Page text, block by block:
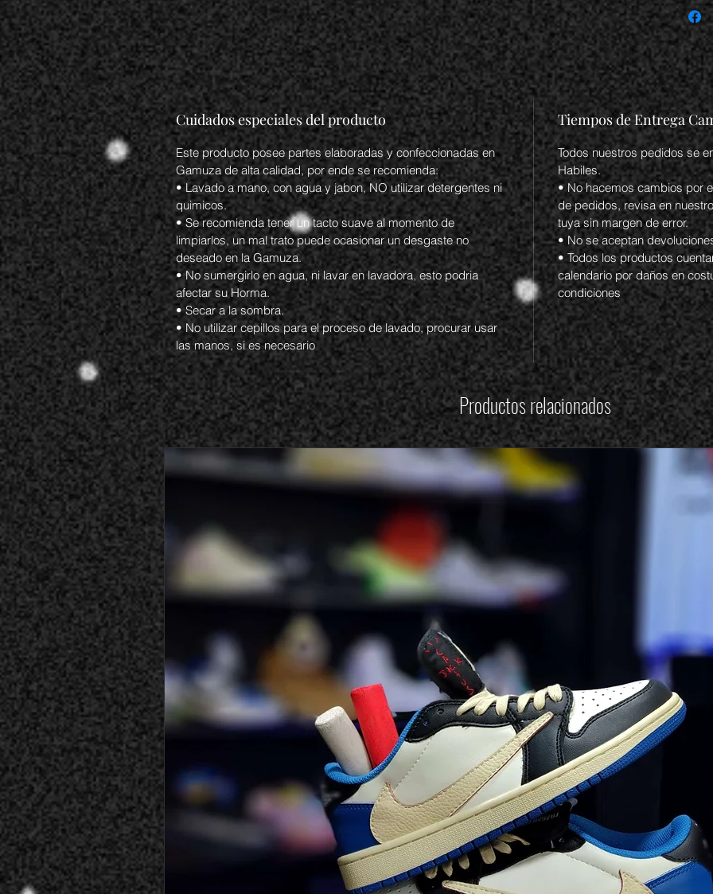
-
-
-
-Forro
- Suela
Cuidados especiales del producto
Este producto posee partes elaboradas y confeccionadas en
Gamuza de alta calidad, por ende se recomienda:
• Lavado a mano, con agua y jabon, NO utilizar detergentes ni
quimicos.
• Se recomienda tener un tacto suave al momento de
limpiarlos, un mal trato puede ocasionar un desgaste no
deseado en la Gamuza.
• No sumergirlo en agua, ni lavar en lavadora, esto podria
afectar su Horma.
• Secar a la sombra.
• No utilizar cepillos para el proceso de lavado, procurar usar
las manos, si es necesario
Tiempos de Entrega
Todos nuestros pedidos se
Habiles.
• No hacemos cambios por
de pedidos, revisa en
tuya sin margen de error.
• No se aceptan
• Todos los productos
calendario por daños en
condiciones
Productos relacionados